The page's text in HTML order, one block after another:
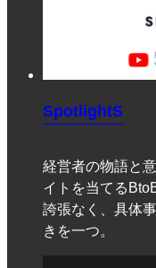
SpotlightS
経営者の物語と
イトを当てる
誇張なく、具体
きを一つ。